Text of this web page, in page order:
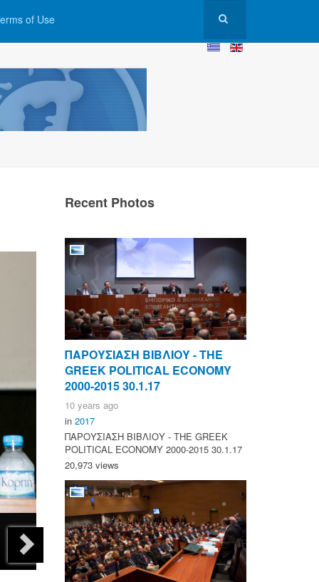
of Use
Recent Photos
ΠΑΡΟΥΣΙΑΣΗ ΒΙΒΛΙΟΥ - ΤΗΕ
GREEK POLITICAL ECONOMY
2000-2015 30.1.17
10 years ago
in 2017
ΠΑΡΟΥΣΙΑΣΗ ΒΙΒΛΙΟΥ - ΤΗΕ GREEK
POLITICAL ECONOMY 2000-2015 30.1.17
20,973 views